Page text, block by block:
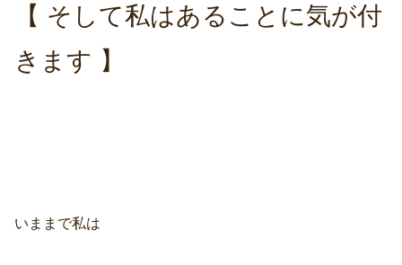
【 そして私はあることに気が付
きます 】
いままで私は